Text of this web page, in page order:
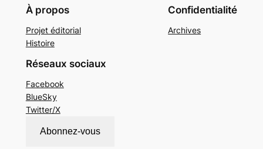
À propos
Projet éditorial
Histoire
Confidentialité
Archives
Réseaux sociaux
Facebook
BlueSky
Twitter/X
Abonnez-vous